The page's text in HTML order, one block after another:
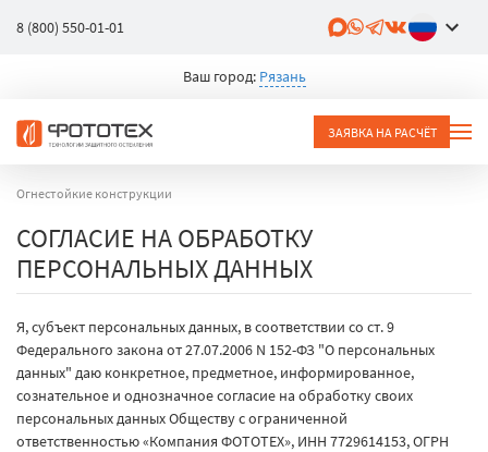
8 (800) 550-01-01
Ваш город: Рязань
ЗАЯВКА НА РАСЧЁТ
Огнестойкие конструкции
СОГЛАСИЕ НА ОБРАБОТКУ
ПЕРСОНАЛЬНЫХ ДАННЫХ
Я, субъект персональных данных, в соответствии со ст. 9
Федерального закона от 27.07.2006 N 152-ФЗ "О персональных
данных" даю конкретное, предметное, информированное,
сознательное и однозначное согласие на обработку своих
персональных данных Обществу с ограниченной
ответственностью «Компания ФОТОТЕХ», ИНН 7729614153, ОГРН